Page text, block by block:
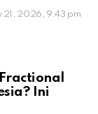
21, 2026, 9:43 pm
Ini